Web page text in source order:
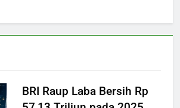
BRI Raup Laba Bersih Rp